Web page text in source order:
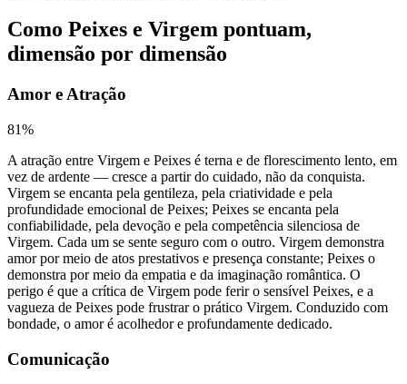
Como Peixes e Virgem pontuam,
dimensão por dimensão
Amor e Atração
81%
A atração entre Virgem e Peixes é terna e de florescimento lento, em
vez de ardente — cresce a partir do cuidado, não da conquista.
Virgem se encanta pela gentileza, pela criatividade e pela
profundidade emocional de Peixes; Peixes se encanta pela
confiabilidade, pela devoção e pela competência silenciosa de
Virgem. Cada um se sente seguro com o outro. Virgem demonstra
amor por meio de atos prestativos e presença constante; Peixes o
demonstra por meio da empatia e da imaginação romântica. O
perigo é que a crítica de Virgem pode ferir o sensível Peixes, e a
vagueza de Peixes pode frustrar o prático Virgem. Conduzido com
bondade, o amor é acolhedor e profundamente dedicado.
Comunicação